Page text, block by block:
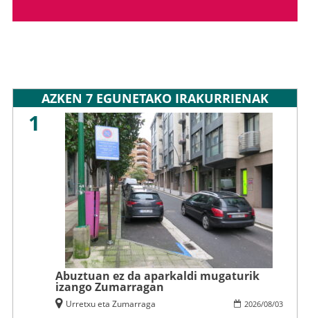
AZKEN 7 EGUNETAKO IRAKURRIENAK
1
Abuztuan ez da aparkaldi mugaturik
izango Zumarragan
2026/08/03
Urretxu eta Zumarraga